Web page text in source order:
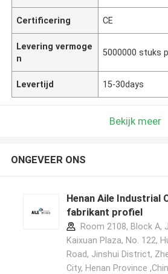
Certificering CE
Levering vermoge
n
5000000 stuks
Levertijd 15-30days
Bekijk meer
ONGEVEER ONS
Henan Aile Industrial
fabrikant profiel
Room 2108, Block A,
Kaixuan Plaza, No. 122,
Road, Jinshui District,
City, Henan Province